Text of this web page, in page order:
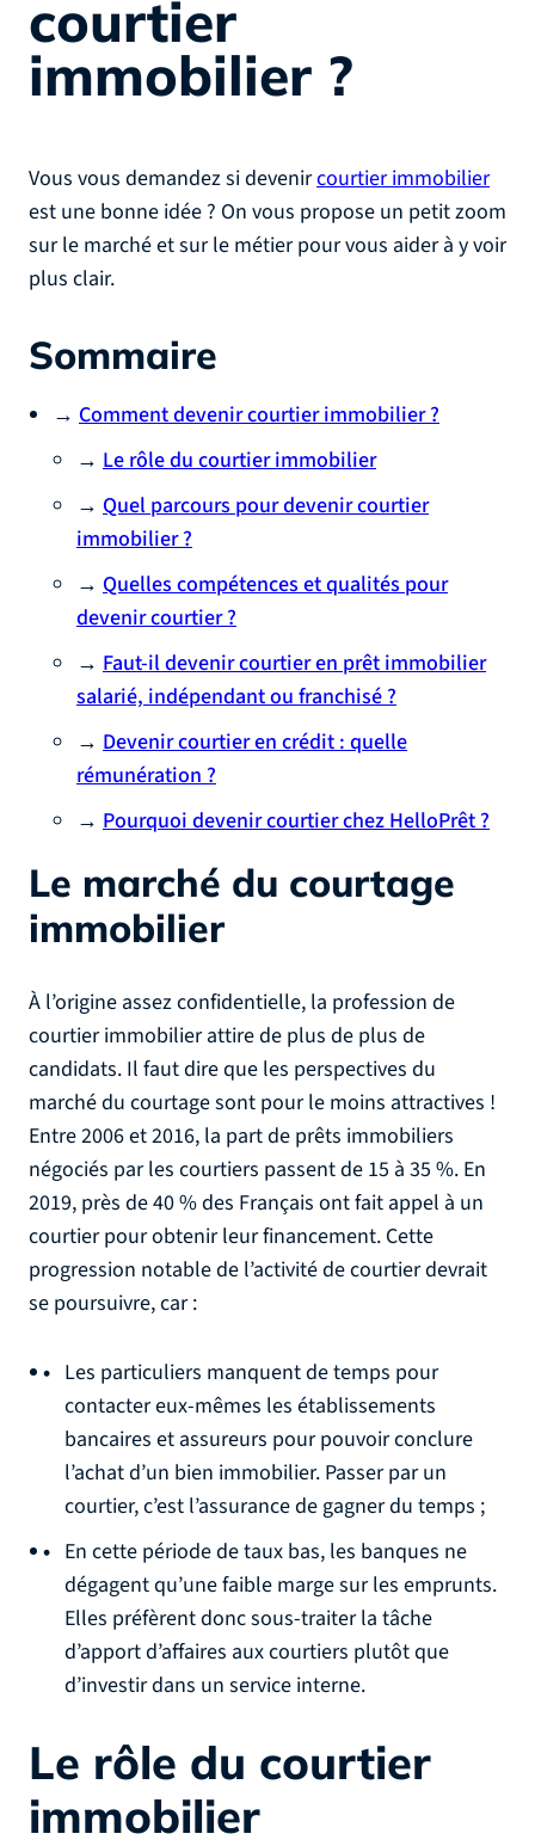
courtier
immobilier ?
Vous vous demandez si devenircourtier immobilier
est une bonne idée ? On vous propose un petit zoom
sur le marché et sur le métier pour vous aider à y voir
plus clair.
Sommaire
→ Comment devenir courtier immobilier ?
→ Le rôle du courtier immobilier
→ Quel parcours pour devenir courtier
immobilier ?
→ Quelles compétences et qualités pour
devenir courtier ?
→ Faut-il devenir courtier en prêt immobilier
salarié, indépendant ou franchisé ?
→ Devenir courtier en crédit : quelle
rémunération ?
→ Pourquoi devenir courtier chez HelloPrêt ?
Le marché du courtage
immobilier
À l’origine assez confidentielle, la profession de
courtier immobilier attire de plus de plus de
candidats. Il faut dire que les perspectives du
marché du courtage sont pour le moins attractives !
Entre 2006 et 2016, la part de prêts immobiliers
négociés par les courtiers passent de 15 à 35 %. En
2019, près de 40 % des Français ont fait appel à un
courtier pour obtenir leur financement. Cette
progression notable de l’activité de courtier devrait
se poursuivre, car :
Les particuliers manquent de temps pour
contacter eux-mêmes les établissements
bancaires et assureurs pour pouvoir conclure
l’achat d’un bien immobilier. Passer par un
courtier, c’est l’assurance de gagner du temps ;
En cette période de taux bas, les banques ne
dégagent qu’une faible marge sur les emprunts.
Elles préfèrent donc sous-traiter la tâche
d’apport d’affaires aux courtiers plutôt que
d’investir dans un service interne.
Le rôle du courtier
immobilier